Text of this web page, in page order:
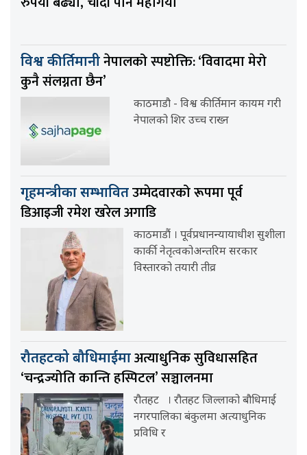
विश्व कीर्तिमानीनेपालको स्पष्टोक्ति: ‘विवादमा मेरो
कुनै संलग्नता छैन’
काठमाडौ - विश्व कीर्तिमान कायम गरी
नेपालको शिर उच्च राख्न
गृहमन्त्रीका सम्भावितउम्मेदवारको रूपमा पूर्व
डिआइजी रमेश खरेल अगाडि
काठमाडौं । पूर्वप्रधानन्यायाधीश सुशीला
कार्की नेतृत्वकोअन्तरिम सरकार
विस्तारको तयारी तीव्र
रौतहटको बौधिमाईमाअत्याधुनिक सुविधासहित
‘चन्द्रज्योति कान्ति हस्पिटल’ सञ्चालनमा
रौतहट । रौतहट जिल्लाको बौधिमाई
नगरपालिका बंकुलमा अत्याधुनिक
प्रविधि र